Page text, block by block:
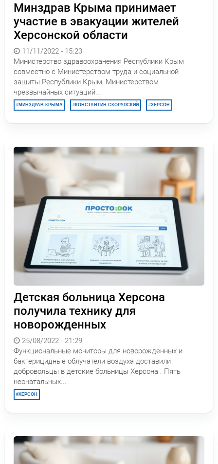
Минздрав Крыма принимает
участие в эвакуации жителей
Херсонской области
11/11/2022 - 15:23
Министерство здравоохранения Республики Крым
совместно с Министерством труда и социальной
защиты Республики Крым, Министерством
чрезвычайных ситуаций...
МИНЗДРАВ КРЫМА КОНСТАНТИН СКОРУПСКИЙ ХЕРСОН
Детская больница Херсона
получила технику для
новорожденных
25/08/2022 - 21:29
Функциональные мониторы для новорожденных и
бактерицидные облучатели воздуха доставили
добровольцы в детские больницы Херсона . Пять
неонатальных...
ХЕРСОН